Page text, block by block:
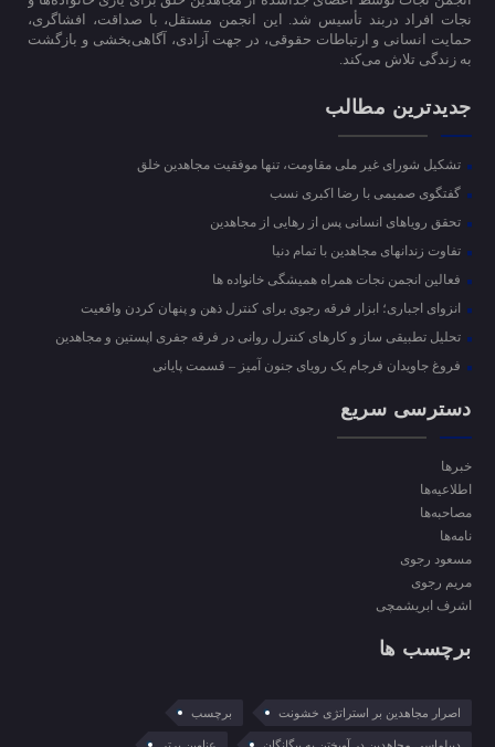
نجات افراد دربند تأسیس شد. این انجمن مستقل، با صداقت، افشاگری،
حمایت انسانی و ارتباطات حقوقی، در جهت آزادی، آگاهی‌بخشی و بازگشت
به زندگی تلاش می‌کند.
جدیدترین مطالب
تشکیل شورای غیر ملی مقاومت، تنها موفقیت مجاهدین خلق
گفتگوی صمیمی با رضا اکبری نسب
تحقق رویاهای انسانی پس از رهایی از مجاهدین
تفاوت زندانهای مجاهدین با تمام دنیا
فعالین انجمن نجات همراه همیشگی خانواده ها
انزوای اجباری؛ ابزار فرقه رجوی برای کنترل ذهن و پنهان کردن واقعیت
تحلیل تطبیقی ساز و کارهای کنترل روانی در فرقه جفری اپستین و مجاهدین
فروغ جاویدان فرجام یک رویای جنون آمیز – قسمت پایانی
دسترسی سریع
خبرها
اطلاعیه‌ها
مصاحبه‌ها
نامه‌ها
مسعود رجوی
مریم رجوی
اشرف ابریشمچی
برچسب ها
اصرار مجاهدین بر استراتژی خشونت برچسب